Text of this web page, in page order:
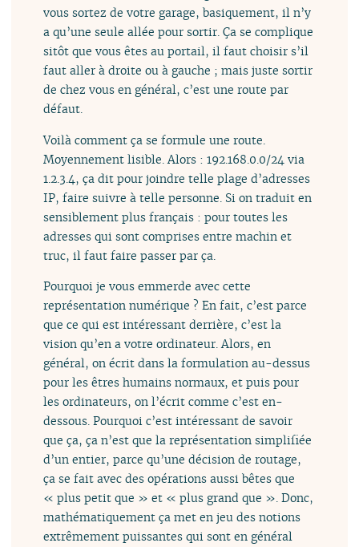
vous sortez de votre garage, basiquement, il n’y
a qu’une seule allée pour sortir. Ça se complique
sitôt que vous êtes au portail, il faut choisir s’il
faut aller à droite ou à gauche ; mais juste sortir
de chez vous en général, c’est une route par
défaut.
Voilà comment ça se formule une route.
Moyennement lisible. Alors : 192.168.0.0/24 via
1.2.3.4, ça dit pour joindre telle plage d’adresses
IP, faire suivre à telle personne. Si on traduit en
sensiblement plus français : pour toutes les
adresses qui sont comprises entre machin et
truc, il faut faire passer par ça.
Pourquoi je vous emmerde avec cette
représentation numérique ? En fait, c’est parce
que ce qui est intéressant derrière, c’est la
vision qu’en a votre ordinateur. Alors, en
général, on écrit dans la formulation au-dessus
pour les êtres humains normaux, et puis pour
les ordinateurs, on l’écrit comme c’est en-
dessous. Pourquoi c’est intéressant de savoir
que ça, ça n’est que la représentation simplifiée
d’un entier, parce qu’une décision de routage,
ça se fait avec des opérations aussi bêtes que
« plus petit que » et « plus grand que ». Donc,
mathématiquement ça met en jeu des notions
extrêmement puissantes qui sont en général